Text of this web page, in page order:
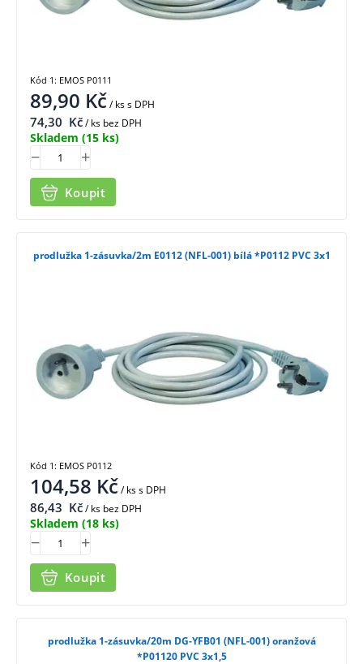
89,90 Kč/ kss DPH
74,30 Kč/ ks bez DPH
Skladem (15 ks)
Koupit
Kód 1: EMOS P0111
prodlužka 1-zásuvka/2m E0112 (NFL-001) bílá *P0112 PVC 3x1
104,58 Kč/ kss DPH
86,43 Kč/ ks bez DPH
Skladem (18 ks)
Koupit
Kód 1: EMOS P0112
prodlužka 1-zásuvka/20m DG-YFB01 (NFL-001) oranžová
*P01120 PVC 3x1,5